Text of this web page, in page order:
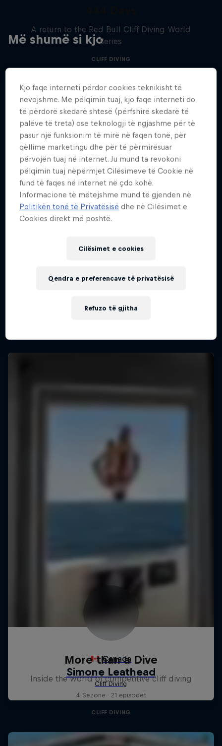
Më shumë si kjo
A return to the Red Bull Cliff Diving World
Series
CLIFF DIVING
More than a Dive
Inside the world of competitive cliff diving
4 Sezone · 21 episodet
CLIFF DIVING
Kjo faqe interneti përdor cookies teknikisht të
nevojshme. Me pëlqimin tuaj, kjo faqe interneti do
të përdorë skedarë shtesë (përfshirë skedarë të
palëve të treta) ose teknologji të ngjashme për të
pasur një funksionim të mirë në faqen tonë, për
qëllime marketingu dhe për të përmirësuar
përvojën tuaj në internet. Ju mund ta revokoni
pëlqimin tuaj nëpërmjet Cilësimeve të Cookie në
fund të faqes në internet në çdo kohë.
Informacione të mëtejshme mund të gjenden në
Politikën tonë të Privatësisë dhe në Cilësimet e
Cookies direkt më poshtë.
Cilësimet e cookies
Refuzo të gjitha
Qendra e preferencave të privatësisë